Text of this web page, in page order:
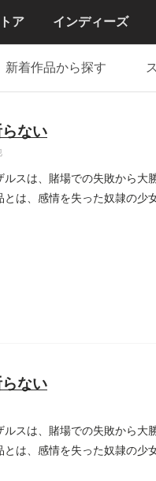
ア インディーズ
新着作品から探す
ない
ルスは、賭場での失敗から大
とは、感情を失った奴隷の少
ない
ルスは、賭場での失敗から大
とは、感情を失った奴隷の少